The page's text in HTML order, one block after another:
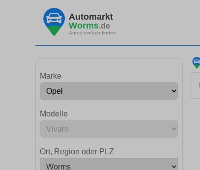
Automarkt
Worms.de
Autos einfach finden
Marke
Modelle
Ort, Region oder PLZ